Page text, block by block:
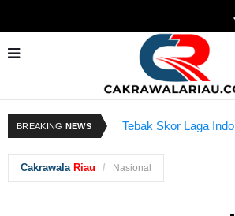
BREAKING NEWS
Tebak Skor Laga
Sempat Teriakkan
Cakrawala Riau Nasional